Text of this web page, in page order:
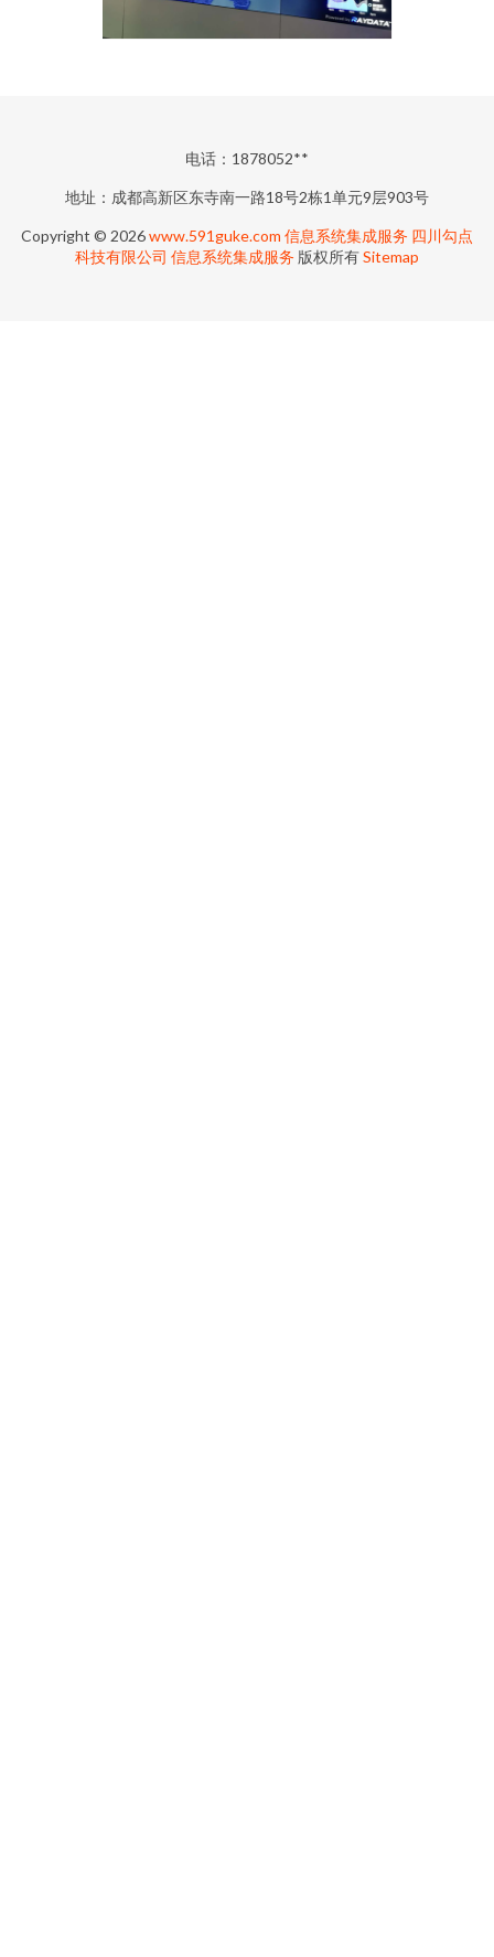
电话：1878052**
地址：成都高新区东寺南一路18号2栋1单元9层903号
Copyright © 2026www.591guke.com 信息系统集成服务 四川勾点
科技有限公司 信息系统集成服务 版权所有Sitemap